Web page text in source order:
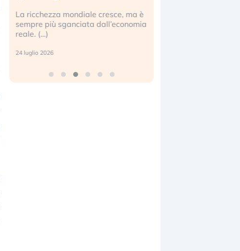
La ricchezza mondiale cresce, ma è
sempre più sganciata dall’economia
reale. (…)
24 luglio 2026